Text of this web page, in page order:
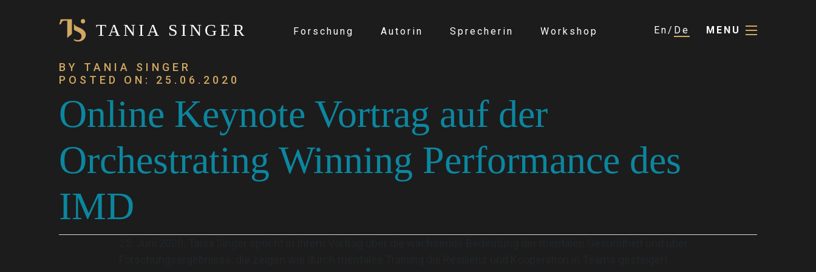
TANIA SINGER Forschung Autorin Sprecherin Workshop En De MENU
BY TANIA SINGER
POSTED ON: 25.06.2020
Online Keynote Vortrag auf der
Orchestrating Winning Performance des
IMD